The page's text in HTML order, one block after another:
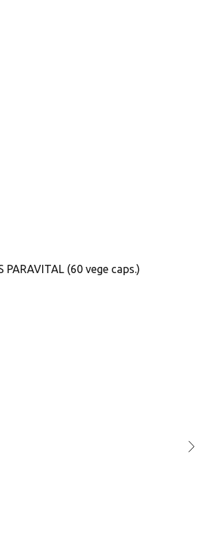
PARAVITAL (60 vege caps.)